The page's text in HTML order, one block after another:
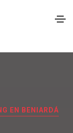
EN BENIARDÁ